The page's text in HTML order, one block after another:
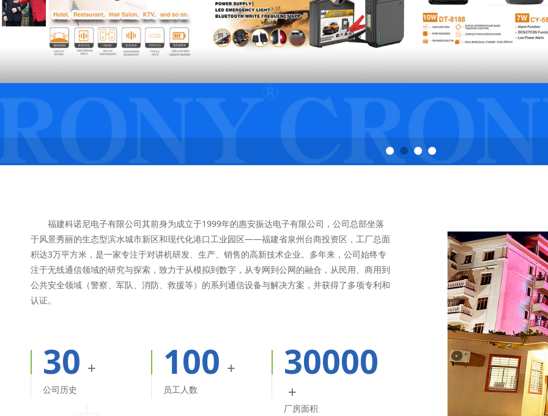
福建科诺尼电子有限公司其前身为成立于1999年的惠安振达电子有限公司，公司总部坐落
于风景秀丽的生态型滨水城市新区和现代化港口工业园区——福建省泉州台商投资区，工厂总面
积达3万平方米，是一家专注于对讲机研发、生产、销售的高新技术企业。多年来，公司始终专
注于无线通信领域的研究与探索，致力于从模拟到数字，从专网到公网的融合，从民用、商用到
公共安全领域（警察、军队、消防、救援等）的系列通信设备与解决方案，并获得了多项专利和
认证。
30 +
公司历史
100 +
员工人数
30000
+
厂房面积